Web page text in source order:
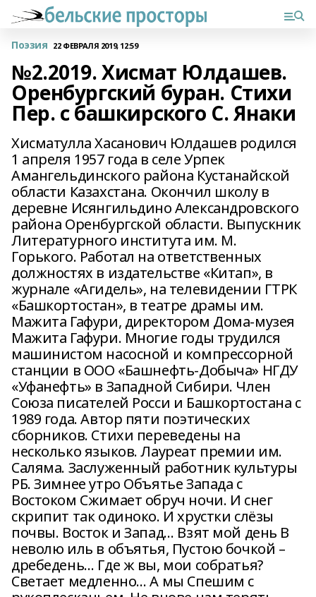
Поэзия 22 ФЕВРАЛЯ 2019, 12:59
№2.2019. Хисмат Юлдашев.
Оренбургский буран. Стихи
Пер. с башкирского С. Янаки
Хисматулла Хасанович Юлдашев родился
1 апреля 1957 года в селе Урпек
Амангельдинского района Кустанайской
области Казахстана. Окончил школу в
деревне Исянгильдино Александровского
района Оренбургской области. Выпускник
Литературного института им. М.
Горького. Работал на ответственных
должностях в издательстве «Китап», в
журнале «Агидель», на телевидении ГТРК
«Башкортостан», в театре драмы им.
Мажита Гафури, директором Дома-музея
Мажита Гафури. Многие годы трудился
машинистом насосной и компрессорной
станции в ООО «Башнефть-Добыча» НГДУ
«Уфанефть» в Западной Сибири. Член
Союза писателей Росси и Башкортостана с
1989 года. Автор пяти поэтических
сборников. Стихи переведены на
несколько языков. Лауреат премии им.
Саляма. Заслуженный работник культуры
РБ. Зимнее утро Объятье Запада с
Востоком Сжимает обруч ночи. И снег
скрипит так одиноко. И хрустки слёзы
почвы. Восток и Запад… Взят мой день В
неволю иль в объятья, Пустою бочкой –
дребедень… Где ж вы, мои собратья?
Светает медленно… А мы Спешим с